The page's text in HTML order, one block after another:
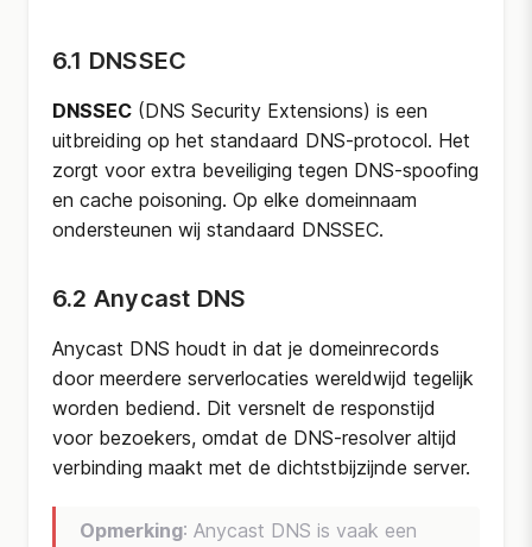
6.1 DNSSEC
DNSSEC (DNS Security Extensions) is een
uitbreiding op het standaard DNS-protocol. Het
zorgt voor extra beveiliging tegen DNS-spoofing
en cache poisoning. Op elke domeinnaam
ondersteunen wij standaard DNSSEC.
6.2 Anycast DNS
Anycast DNS houdt in dat je domeinrecords
door meerdere serverlocaties wereldwijd tegelijk
worden bediend. Dit versnelt de responstijd
voor bezoekers, omdat de DNS-resolver altijd
verbinding maakt met de dichtstbijzijnde server.
Opmerking: Anycast DNS is vaak een